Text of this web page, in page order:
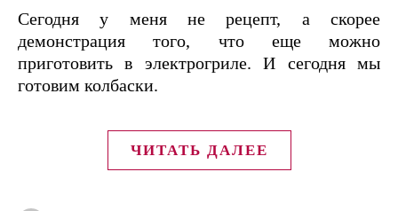
Сегодня у меня не рецепт, а скорее
демонстрация того, что еще можно
приготовить в электрогриле. И сегодня мы
готовим колбаски.
ЧИТАТЬ ДАЛЕЕ